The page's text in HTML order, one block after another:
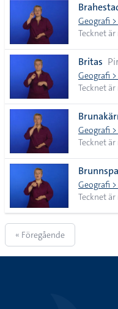
Geografi
Tecknet
Britas
Geografi
Tecknet
Geografi
Tecknet
Geografi
Tecknet
« Föregående